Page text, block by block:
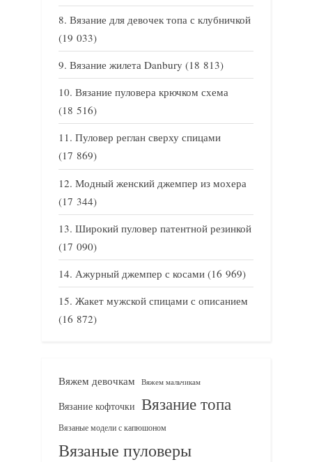
Вязание для девочек топа с клубничкой
(19 033)
Вязание жилета Danbury (18 813)
Вязание пуловера крючком схема
(18 516)
Пуловер реглан сверху спицами
(17 869)
Модный женский джемпер из мохера
(17 344)
Широкий пуловер патентной резинкой
(17 090)
Ажурный джемпер с косами (16 969)
Жакет мужской спицами с описанием
(16 872)
Вяжем девочкам Вяжем мальчикам
Вязание кофточки Вязание топа
Вязаные модели с капюшоном
Вязаные пуловеры